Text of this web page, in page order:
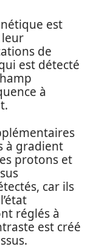
est
de
est détecté
à
à gradient
protons et
car ils
réglés à
est créé